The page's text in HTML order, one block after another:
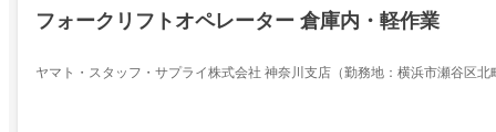
フォークリフトオペレーター 倉庫内・軽作業
ヤマト・スタッフ・サプライ株式会社 神奈川支店（勤務地：横浜市瀬谷区北